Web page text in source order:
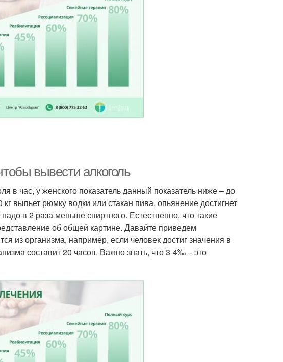
вывести алкоголь
в час, у женского показатель данный показатель ниже – до
выпьет рюмку водки или стакан пива, опьянение достигнет
в 2 раза меньше спиртного. Естественно, что такие
об общей картине. Давайте приведем
из организма, например, если человек достиг значения в
составит 20 часов. Важно знать, что 3-4‰ – это